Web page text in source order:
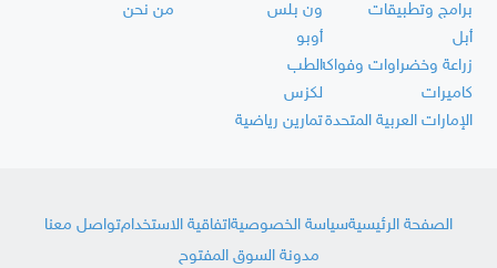
برامج وتطبيقات
ون بلس
أبل
أوبو
زراعة وخضراوات وفواكهالطب
كاميرات
لكزس
الإمارات العربية المتحدةتمارين رياضية
من نحن
الصفحة الرئيسيةسياسة الخصوصيةاتفاقية الاستخدامتواصل معنا
مدونة السوق المفتوح